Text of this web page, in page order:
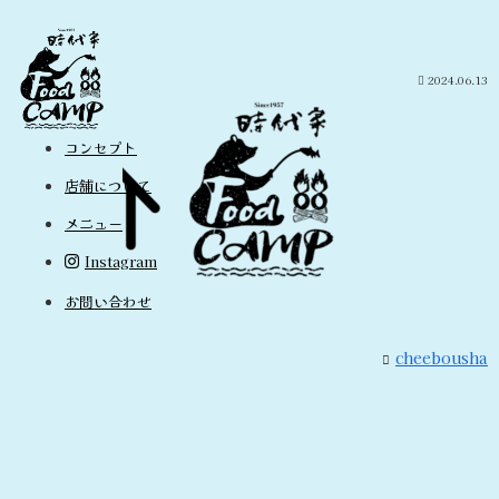
コンセプト
店舗について
メニュー
Instagram
お問い合わせ
tent88
2024.06.13
cheebousha